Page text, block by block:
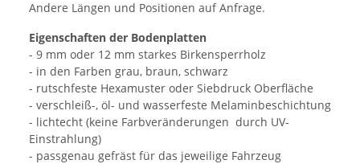
Andere Längen und Positionen auf Anfrage.
Eigenschaften der Bodenplatten
- 9 mm oder 12 mm starkes Birkensperrholz
- in den Farben grau, braun, schwarz
- rutschfeste Hexamuster oder Siebdruck Oberfläche
- verschleiß-, öl- und wasserfeste Melaminbeschichtung
- lichtecht (keine Farbveränderungen durch UV-
Einstrahlung)
- passgenau gefräst für das jeweilige Fahrzeug